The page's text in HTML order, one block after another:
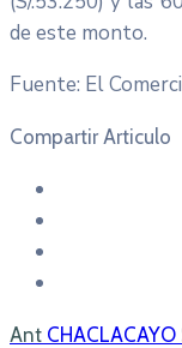
de este monto.
Fuente: El
Compartir Articulo
Ant CHACLACAYO